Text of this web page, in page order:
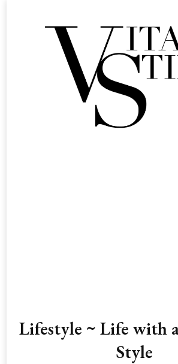
Lifestyle ~ Life with
Style